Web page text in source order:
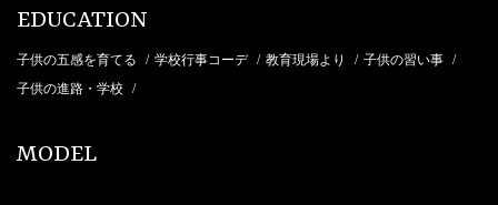
EDUCATION
子供の五感を育てる / 学校行事コーデ / 教育現場より / 子供の習い事 /
子供の進路・学校 /
MODEL